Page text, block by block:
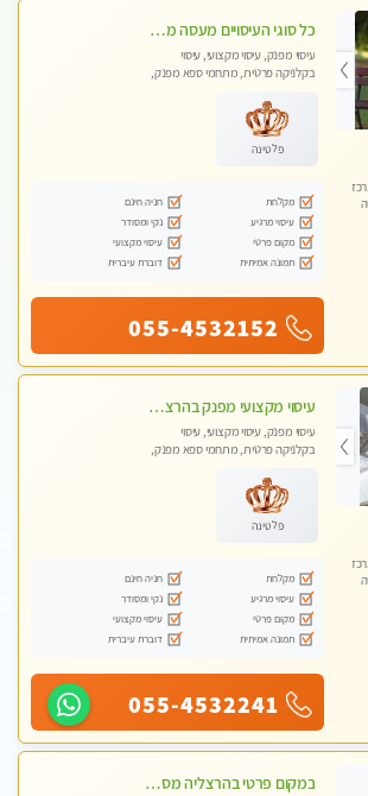
כל סוגי העיסויים מעסה מקצועית ואיכותית פרטי!!!טל-053-6214433
עיסוי מפנק, עיסוי מקצועי, עיסוי
בקלניקה פרטית, מתחמי ספא מפנק,
פלטינה
מקלחת
חניה חינם
עיסוי מרגיע
נקי ומסודר
מקום פרטי
עיסוי מקצועי
תמונה אמיתית
דוברת עיברית
055-4532152
עיסוי מקצועי מפנק בהרצליה-מומלץ !!אירוח ברמה אחרת ...כולל שתיה חמה/קרה + בקבוק מים
עיסוי מפנק, עיסוי מקצועי, עיסוי
בקלניקה פרטית, מתחמי ספא מפנק,
פלטינה
מקלחת
חניה חינם
עיסוי מרגיע
נקי ומסודר
מקום פרטי
עיסוי מקצועי
תמונה אמיתית
דוברת עיברית
055-4532241
במקום פרטי בהרצליה מסאז' איכותי ביותר ומפנק - לרציניים בלבד עיסוי מרגיע מאוד